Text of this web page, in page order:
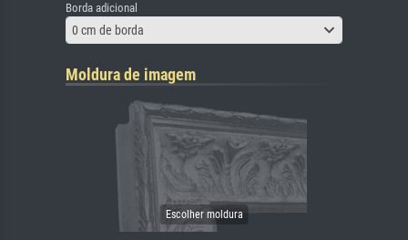
Borda adicional
0 cm de borda
Moldura de imagem